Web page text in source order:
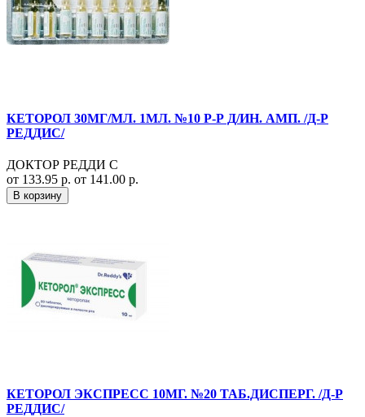
КЕТОРОЛ 30МГ/МЛ. 1МЛ. №10 Р-Р Д/ИН. АМП. /Д-Р
РЕДДИС/
ДОКТОР РЕДДИ С
от 133.95 р. от 141.00 р.
В корзину
КЕТОРОЛ ЭКСПРЕСС 10МГ. №20 ТАБ.ДИСПЕРГ. /Д-Р
РЕДДИС/